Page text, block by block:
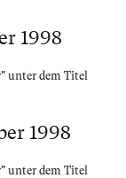
1998
unter dem Titel
1998
unter dem Titel